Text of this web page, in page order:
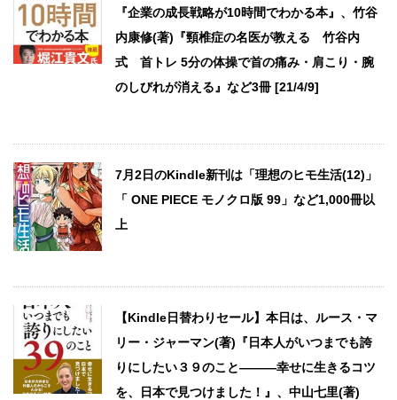
『企業の成長戦略が10時間でわかる本』、竹谷
内康修(著)『頸椎症の名医が教える 竹谷内
式 首トレ 5分の体操で首の痛み・肩こり・腕
のしびれが消える』など3冊 [21/4/9]
7月2日のKindle新刊は「理想のヒモ生活(12)」
「 ONE PIECE モノクロ版 99」など1,000冊以
上
【Kindle日替わりセール】本日は、ルース・マ
リー・ジャーマン(著)『日本人がいつまでも誇
りにしたい３９のこと―――幸せに生きるコツ
を、日本で見つけました！』、中山七里(著)